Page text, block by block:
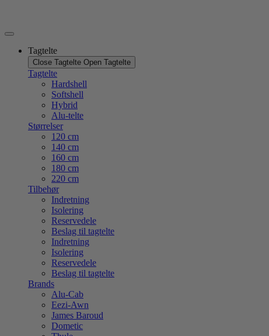
indhold
Tagtelte
Close Tagtelte Open Tagtelte
Tagtelte
Hardshell
Softshell
Hybrid
Alu-telte
Størrelser
120 cm
140 cm
160 cm
180 cm
220 cm
Tilbehør
Indretning
Isolering
Reservedele
Beslag til tagtelte
Indretning
Isolering
Reservedele
Beslag til tagtelte
Brands
Alu-Cab
Eezi-Awn
James Baroud
Dometic